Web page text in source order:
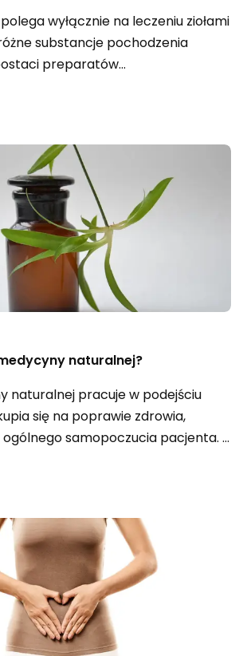
wyłącznie na leczeniu ziołami
substancje pochodzenia
preparatów
objawów, a nie bezpośrednio na
wśród osób, które na co dzień
konwencjonalną. Choć opinie o
są podzielone, wielu
z takich kuracji docenia
efekty.
naturalnej?
naturalnej pracuje w podejściu
się na poprawie zdrowia,
samopoczucia pacjenta. Z
także w 2026 roku. Taki
chorób, styl życia, a nawet
funkcjonuje pacjent. Pacjenci
większą ilość czasu i uwagi
konsultacji, a opinie o
i preparatach są w